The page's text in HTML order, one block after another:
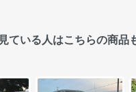
ている人はこちらの商品